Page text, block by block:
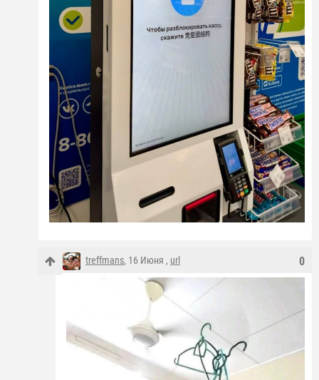
0
treffmans, 16 Июня , url